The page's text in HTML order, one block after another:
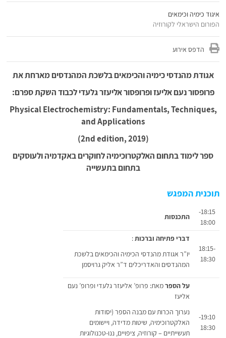
איגוד כימיה וכימאים
הפורום הישראלי לקורוזיה
הדפס אירוע
אגודת מהנדסי כימיה והכימאים בלשכת המהנדסים מארחת את
פרופסור נעם אליעז ופרופסור אליעזר גלעדי לכבוד השקת ספרם:
Physical Electrochemistry: Fundamentals, Techniques,
and Applications
(2nd edition, 2019)
ספר לימוד בתחום האלקטרוכימיה לחוקרים באקדמיה ולעוסקים
בתחום בתעשייה
תוכנית המפגש
18:15-
18:00
התכנסות
18:15-
18:30
דברי פתיחה וברכות:
יו”ר אגודת מהנדסי הכימיה והכימאים בלשכת
המהנדסים והאדריכלים ד”ר אליק גרויסמן
19:10-
18:30
על הספרמאת: פרופ’ אליעזר גלעדי ופרופ’ נעם
אליעז
נערוך הכרות עם מבנה הספר (יסודות
האלקטרוכימיה, שיטות מדידה, ויישומים
תעשייתיים – קורוזיה, ציפויים, ננו-טכנולוגיות